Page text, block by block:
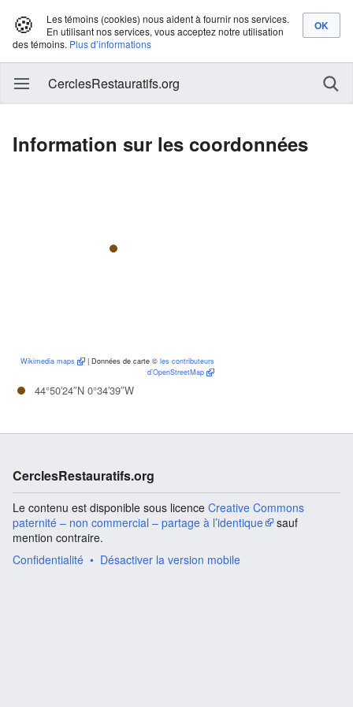
🍪
Les témoins (cookies) nous aident à fournir nos services.
En utilisant nos services, vous acceptez notre utilisation
des témoins. Plus d’informations
CerclesRestauratifs.org
Information sur les coordonnées
Wikimedia maps | Données de carte © les contributeurs
d’OpenStreetMap
44°50′24″N 0°34′39″W
CerclesRestauratifs.org
Le contenu est disponible sous licence Creative Commons
paternité – non commercial – partage à l’identique
sauf
mention contraire.
Confidentialité
Désactiver la version mobile